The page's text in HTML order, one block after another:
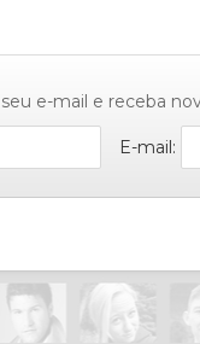
e-mail e receba
E-mail: